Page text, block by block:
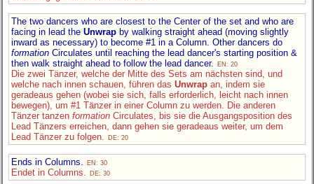
The two dancers who are closest to the Center of the set and who are
facing in lead the Unwrap by walking straight ahead (moving slightly
inward as necessary) to become #1 in a Column. Other dancers do
formation Circulates until reaching the lead dancer's starting position &
then walk straight ahead to follow the lead dancer.
EN: 20
Die zwei Tänzer, welche der Mitte des Sets am nächsten sind, und
welche nach innen schauen, führen das Unwrap an, indem sie
geradeaus gehen (wobei sie sich, falls erforderlich, leicht nach innen
bewegen), um #1 Tänzer in einer Column zu werden. Die anderen
Tänzer tanzen formation Circulates, bis sie die Ausgangsposition des
Lead Tänzers erreichen, dann gehen sie geradeaus weiter, um dem
Lead Tänzer zu folgen.
DE: 20
Ends in Columns. EN: 30
Endet in Columns. DE: 30